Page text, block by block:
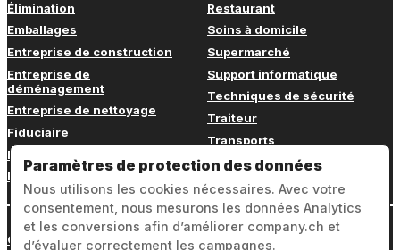
Élimination
Emballages
Entreprise de construction
Entreprise de
déménagement
Entreprise de nettoyage
Fiduciaire
Fitness
Formation continue
Restaurant
Soins à domicile
Supermarché
Support informatique
Techniques de sécurité
Traiteur
Transports
Vétérinaire
Connexion
Paramètres de protection des données
Nous utilisons les cookies nécessaires. Avec votre
consentement, nous mesurons les données Analytics
et les conversions afin d’améliorer company.ch et
d’évaluer correctement les campagnes.